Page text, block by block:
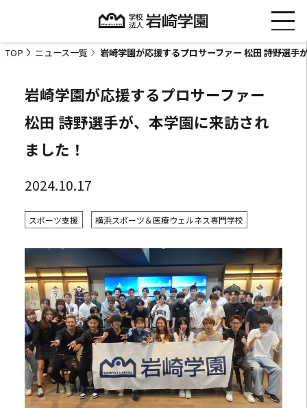
TOP ニュース一覧 岩崎学園が応援するプロサーファー 松田 詩野選手
岩崎学園が応援するプロサーファー
松田 詩野選手が、本学園に来訪され
ました！
2024.10.17
スポーツ支援 横浜スポーツ＆医療ウェルネス専門学校